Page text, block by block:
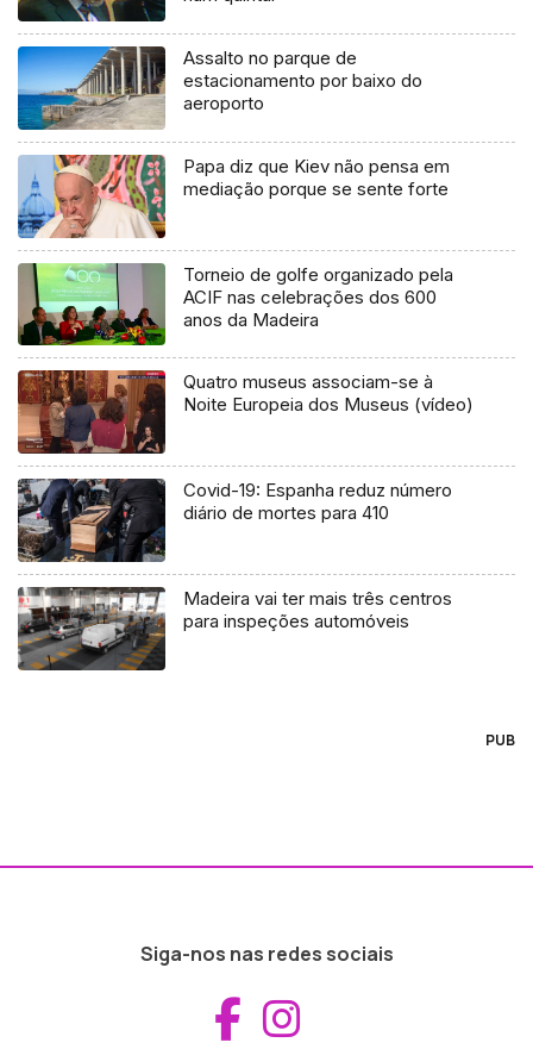
Assalto no parque de
estacionamento por baixo do
aeroporto
Papa diz que Kiev não pensa em
mediação porque se sente forte
Torneio de golfe organizado pela
ACIF nas celebrações dos 600
anos da Madeira
Quatro museus associam-se à
Noite Europeia dos Museus (vídeo)
Covid-19: Espanha reduz número
diário de mortes para 410
Madeira vai ter mais três centros
para inspeções automóveis
PUB
Siga-nos nas redes sociais
Aceder ao